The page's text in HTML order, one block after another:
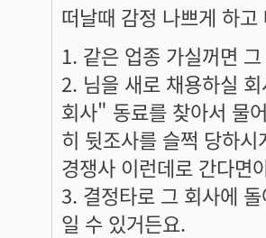
떠날때 감정 나쁘게 하
1. 같은 업종 가실꺼면
2. 님을 새로 채용하실
회사" 동료를 찾아서 물
히 뒷조사를 슬쩍 당하
경쟁사 이런데로 간다면
3. 결정타로 그 회사에
일 수 있거든요.